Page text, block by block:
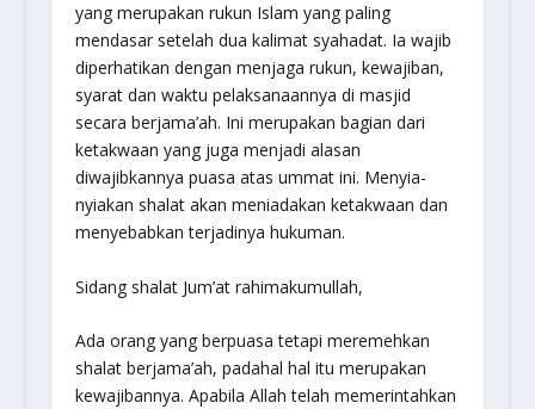
yang merupakan rukun Islam yang paling
mendasar setelah dua kalimat syahadat. Ia wajib
diperhatikan dengan menjaga rukun, kewajiban,
syarat dan waktu pelaksanaannya di masjid
secara berjama’ah. Ini merupakan bagian dari
ketakwaan yang juga menjadi alasan
diwajibkannya puasa atas ummat ini. Menyia-
nyiakan shalat akan meniadakan ketakwaan dan
menyebabkan terjadinya hukuman.
Sidang shalat Jum’at rahimakumullah,
Ada orang yang berpuasa tetapi meremehkan
shalat berjama’ah, padahal hal itu merupakan
kewajibannya. Apabila Allah telah memerintahkan